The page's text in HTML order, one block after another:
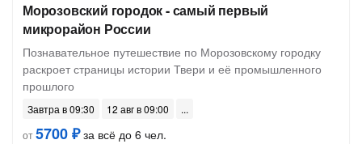
Морозовский городок - самый первый
микрорайон России
Познавательное путешествие по Морозовскому городку
раскроет страницы истории Твери и её промышленного
прошлого
Завтра в 09:30
12 авг в 09:00
от5700 ₽за всё до 6 чел.